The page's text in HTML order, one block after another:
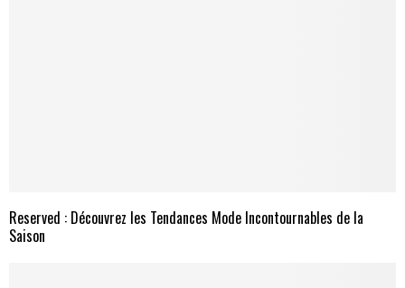
Reserved : Découvrez les Tendances Mode Incontournables de la
Saison